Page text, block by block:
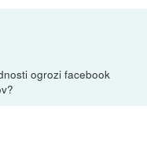
ogrozi facebook